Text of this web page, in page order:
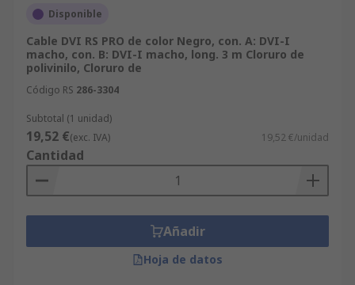
€.
Compra de forma segura en nuestra web,
contamos con múltiples métodos de pago y
con una atención al cliente de primera.
Descubre nuestra amplia selección de
para mejorar la calidad de tus conexiones de
audio y vídeo.
Disponible
Cable DVI RS PRO de color Negro, con. A: DVI-I
macho, con. B: DVI-I macho, long. 3 m Cloruro de
polivinilo, Cloruro de
Código RS 286-3304
Subtotal (1 unidad)
19,52 €(exc. IVA) 19,52 €/unidad
Cantidad
Añadir
Hoja de datos